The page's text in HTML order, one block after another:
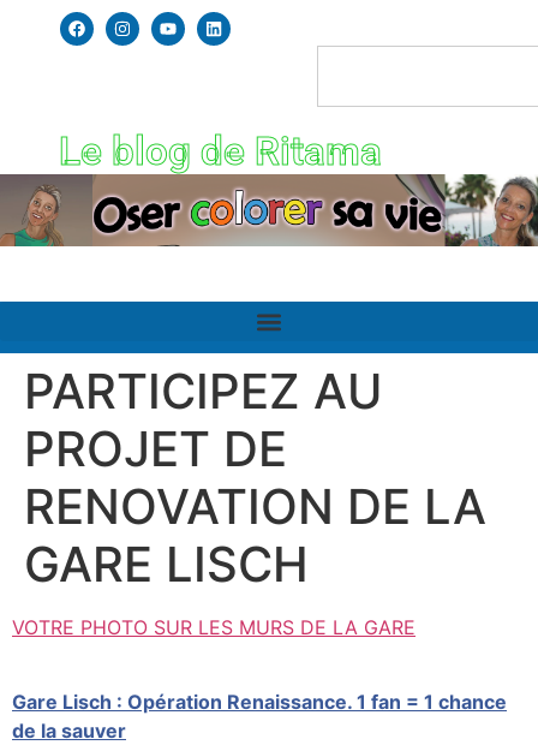
Le blog de Ritama
PARTICIPEZ AU
PROJET DE
RENOVATION DE LA
GARE LISCH
VOTRE PHOTO SUR LES MURS DE LA GARE
Gare Lisch : Opération Renaissance. 1 fan = 1 chance
de la sauver